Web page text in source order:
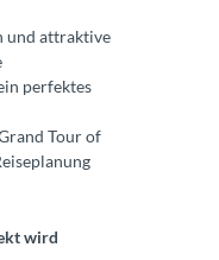
und attraktive
perfektes
Tour of
wird